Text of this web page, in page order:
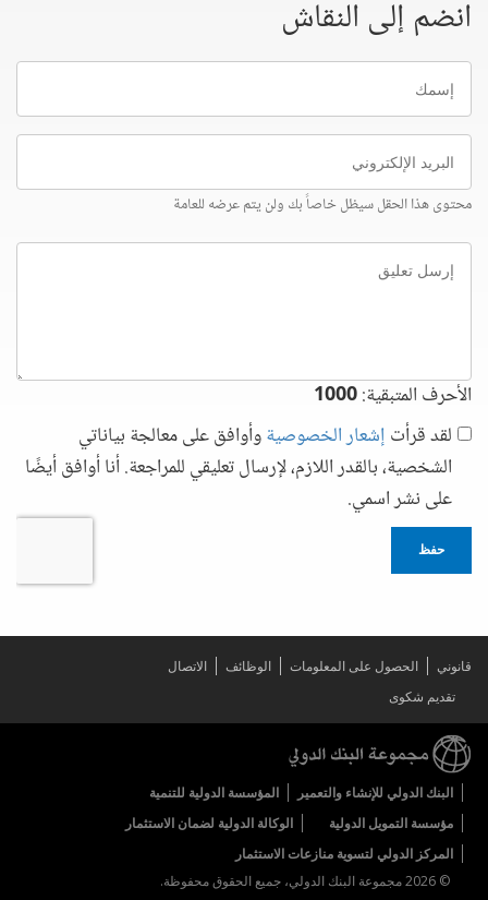
انضم إلى النقاش
إسمك
البريد
الإلكتروني
محتوى هذا الحقل سيظل خاصاً بك ولن يتم عرضه للعامة
إرسل
تعليق
الأحرف المتبقية:1000
لقد قرأت إشعار الخصوصيةوأوافق على معالجة بياناتي
الشخصية، بالقدر اللازم، لإرسال تعليقي للمراجعة. أنا أوافق أيضًا
على نشر اسمي.
حفظ
قانوني الحصول على المعلومات الوظائف
الاتصال
تقديم شكوى
البنك الدولي للإنشاء والتعمير
المؤسسة الدولية للتنمية
مؤسسة التمويل الدولية
الوكالة الدولية لضمان الاستثمار
المركز الدولي لتسوية منازعات الاستثمار
© 2026 مجموعة البنك الدولي، جميع الحقوق محفوظة.